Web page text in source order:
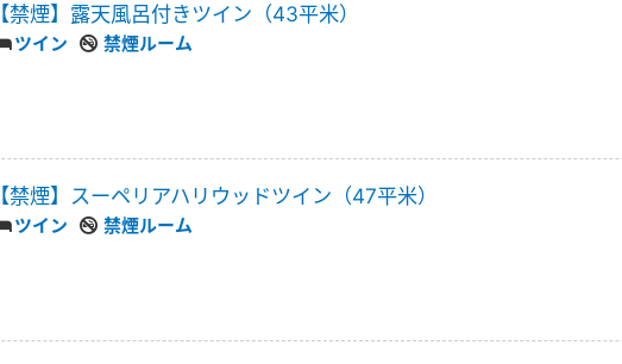
【禁煙】露天風呂付きツイン（43平米）
ツイン 禁煙ルーム
【禁煙】スーペリアハリウッドツイン（47平米）
ツイン 禁煙ルーム